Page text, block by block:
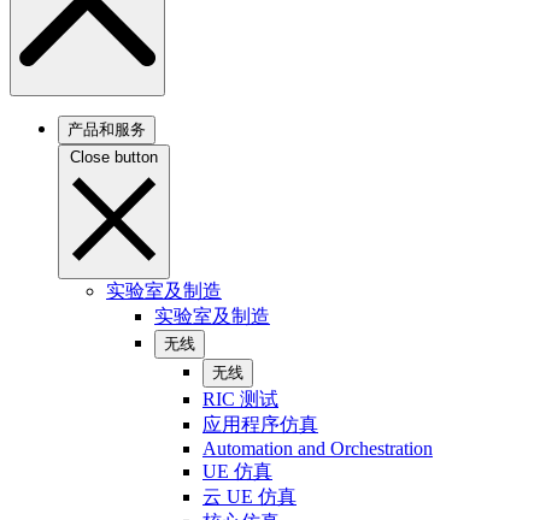
产品和服务
Close button
实验室及制造
实验室及制造
无线
无线
RIC 测试
应用程序仿真
Automation and Orchestration
UE 仿真
云 UE 仿真